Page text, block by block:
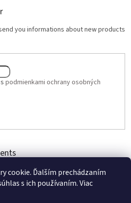
cookie. Ďalším prechádzaním
s ich používaním. Viac
you informations about new products
podmienkami ochrany osobných